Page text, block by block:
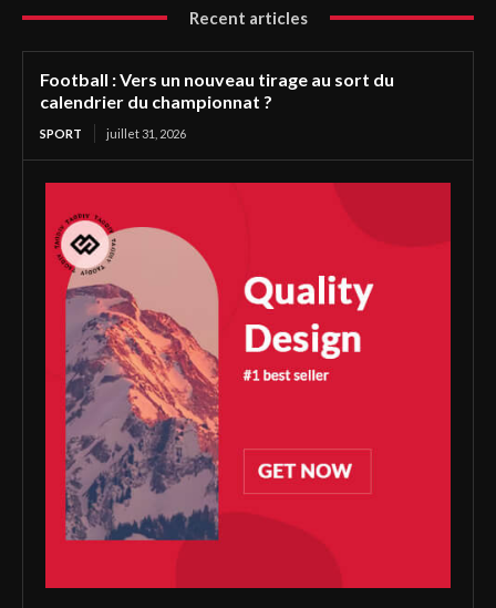
Recent articles
Football : Vers un nouveau tirage au sort du
calendrier du championnat ?
SPORT juillet 31, 2026